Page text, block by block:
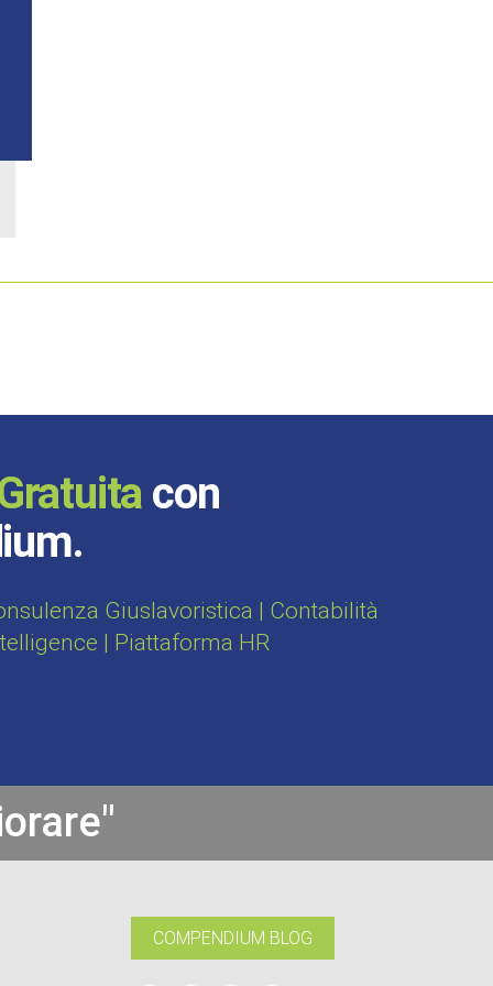
con
Giuslavoristica | Contabilità
| Piattaforma HR
COMPENDIUM BLOG